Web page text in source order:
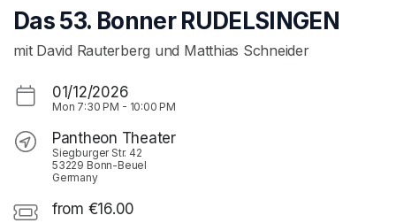
Das 53. Bonner RUDELSINGEN
mit David Rauterberg und Matthias Schneider
01/12/2026
Mon 7:30 PM - 10:00 PM
Pantheon Theater
Siegburger Str. 42
53229 Bonn-Beuel
Germany
from €16.00